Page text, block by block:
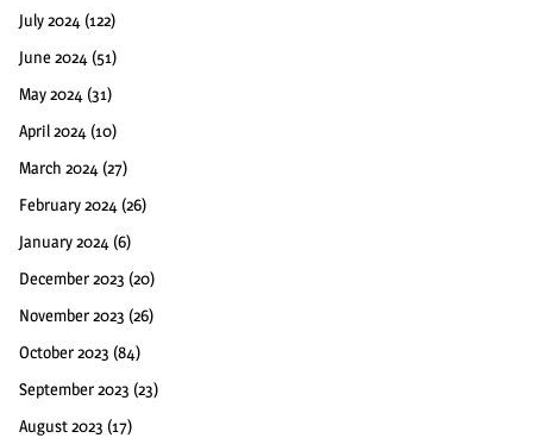
July 2024 (122)
June 2024 (51)
May 2024 (31)
April 2024 (10)
March 2024 (27)
February 2024 (26)
January 2024 (6)
December 2023 (20)
November 2023 (26)
October 2023 (84)
September 2023 (23)
August 2023 (17)